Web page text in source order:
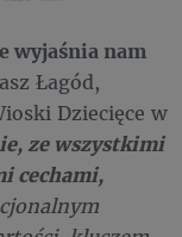
wyjaśnia nam
Łagód,
Dziecięce w
ze wszystkimi
cechami,